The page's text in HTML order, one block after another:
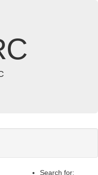
Search for: